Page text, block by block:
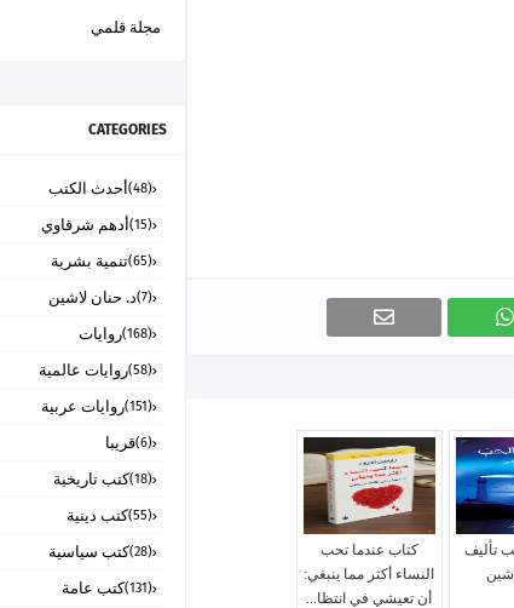
تأليف
كتاب عندما تحب
النساء أكثر مما ينبغي:
أن تعيشي في انتظا...
مجلة قلمي
CATEGORIES
أحدث الكتب (48)
أدهم شرقاوي (15)
تنمية بشرية (65)
د. حنان لاشين (7)
روايات (168)
روايات عالمية (58)
روايات عربية (151)
قريبا (6)
كتب تاريخية (18)
كتب دينية (55)
كتب سياسية (28)
كتب عامة (131)